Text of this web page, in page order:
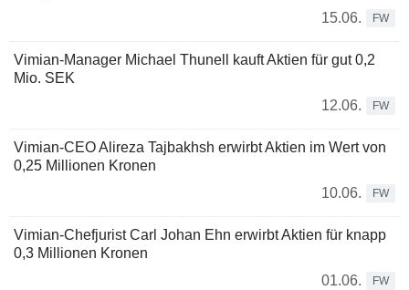
15.06.
FW
Vimian-Manager Michael Thunell kauft Aktien für gut 0,2
Mio. SEK
12.06.
FW
Vimian-CEO Alireza Tajbakhsh erwirbt Aktien im Wert von
0,25 Millionen Kronen
10.06.
FW
Vimian-Chefjurist Carl Johan Ehn erwirbt Aktien für knapp
0,3 Millionen Kronen
01.06.
FW